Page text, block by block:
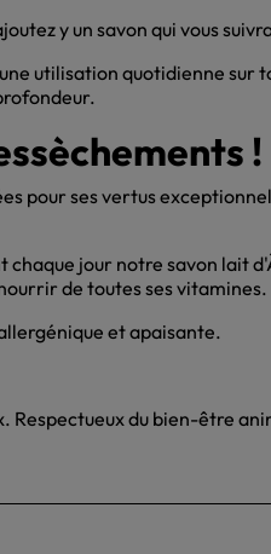
y un savon qui vous
utilisation quotidienne
!
pour ses vertus
jour notre savon lait
de toutes ses vitamines.
et apaisante.
Respectueux du bien-être